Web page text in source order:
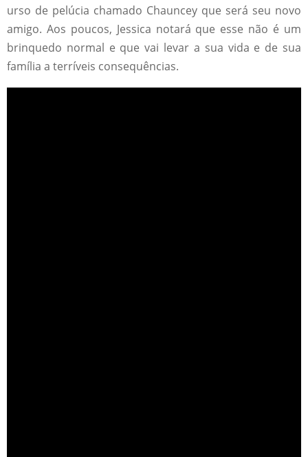
urso de pelúcia chamado Chauncey que será seu novo
amigo. Aos poucos, Jessica notará que esse não é um
brinquedo normal e que vai levar a sua vida e de sua
família a terríveis consequências.